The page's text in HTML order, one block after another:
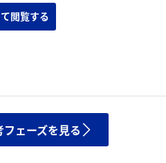
閲覧する
ェーズを見る